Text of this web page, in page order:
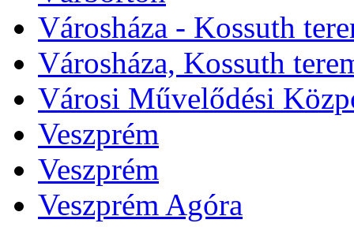
Városháza - Kossuth
Városháza, Kossuth
Városi Művelődési
Veszprém
Veszprém
Veszprém Agóra